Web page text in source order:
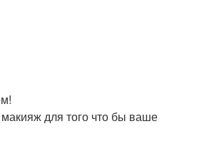
для того что бы ваше